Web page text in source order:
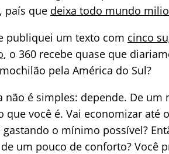
país que deixa todo mundo
publiquei um texto com cinco
, o 360 recebe quase que
pela América do Sul?
não é simples: depende. De
que você é. Vai economizar até
gastando o mínimo possível?
um pouco de conforto? Você